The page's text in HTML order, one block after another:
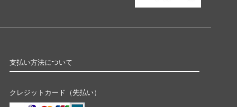
支払い方法について
クレジットカード（先払い）